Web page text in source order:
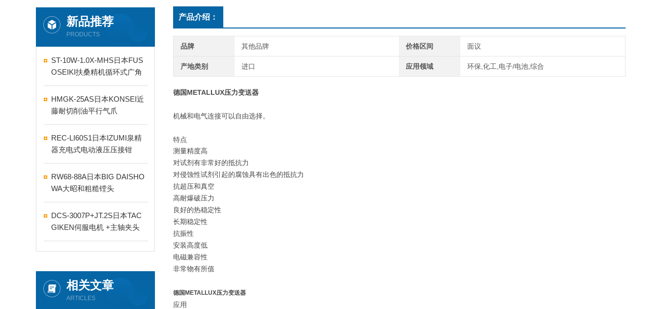
新品推荐
PRODUCTS
ST-10W-1.0X-MHS日本FUS
OSEIKI扶桑精机循环式广角
自动喷嘴
HMGK-25AS日本KONSEI近
藤耐切削油平行气爪
REC-LI60S1日本IZUMI泉精
器充电式电动液压压接钳
RW68-88A日本BIG DAISHO
WA大昭和粗糙镗头
DCS-3007P+JT.2S日本TAC
GIKEN伺服电机 +主轴夹头
相关文章
ARTICLES
产品介绍：
品牌 其他品牌 价格区间 面议
产地类别 进口 应用领域 环保,化工,电子/电池,综合
德国METALLUX压力变送器
机械和电气连接可以自由选择。
特点
测量精度高
对试剂有非常好的抵抗力
对侵蚀性试剂引起的腐蚀具有出色的抵抗力
抗超压和真空
高耐爆破压力
良好的热稳定性
长期稳定性
抗振性
安装高度低
电磁兼容性
非常物有所值
德国METALLUX压力变送器
应用